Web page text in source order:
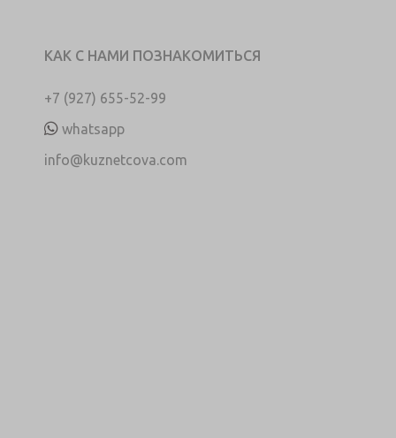
КАК С НАМИ ПОЗНАКОМИТЬСЯ
+7 (927) 655-52-99
whatsapp
info@kuznetcova.com